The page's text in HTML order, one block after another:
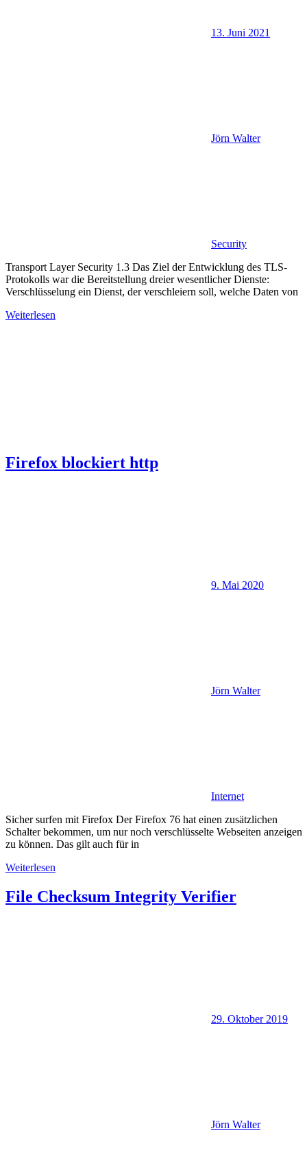
13. Juni 2021
Jörn Walter
Security
Transport Layer Security 1.3 Das Ziel der Entwicklung des TLS-
Protokolls war die Bereitstellung dreier wesentlicher Dienste:
Verschlüsselung ein Dienst, der verschleiern soll, welche Daten von
Weiterlesen
Firefox blockiert http
9. Mai 2020
Jörn Walter
Internet
Sicher surfen mit Firefox Der Firefox 76 hat einen zusätzlichen
Schalter bekommen, um nur noch verschlüsselte Webseiten anzeigen
zu können. Das gilt auch für in
Weiterlesen
File Checksum Integrity Verifier
29. Oktober 2019
Jörn Walter